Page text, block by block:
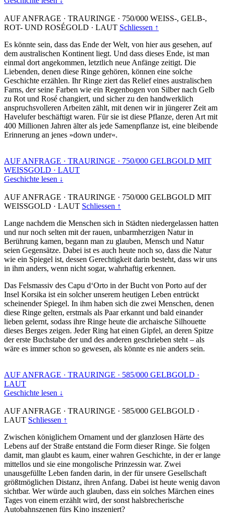
AUF ANFRAGE · TRAURINGE · 750/000 WEISS-, GELB-,
ROT- UND ROSÉGOLD · LAUT Schliessen ↑
Es könnte sein, dass das Ende der Welt, von hier aus gesehen, auf
dem australischen Kontinent liegt. Und dass dieses Ende, ist man
einmal dort angekommen, letztlich neue Anfänge zeitigt. Die
Liebenden, denen diese Ringe gehören, können eine solche
Geschichte erzählen. Ihr Ringe ziert das Relief eines australischen
Farns, der seine Farben wie ein Regenbogen von Silber nach Gelb
zu Rot und Rosé changiert, und sicher zu den handwerklich
anspruchsvolleren Arbeiten zählt, mit denen wir in jüngerer Zeit am
Havelufer beschäftigt waren. Für sie ist diese Pflanze, deren Art mit
400 Millionen Jahren älter als jede Samenpflanze ist, eine bleibende
Erinnerung an jenes »down under«.
AUF ANFRAGE · TRAURINGE · 750/000 GELBGOLD MIT
WEISSGOLD · LAUT
Geschichte lesen ↓
AUF ANFRAGE · TRAURINGE · 750/000 GELBGOLD MIT
WEISSGOLD · LAUT Schliessen ↑
Lange nachdem die Menschen sich in Städten niedergelassen hatten
und nur noch selten mit der rauen, unbarmherzigen Natur in
Berührung kamen, begann man zu glauben, Mensch und Natur
seien Gegensätze. Dabei ist es auch heute noch so, dass die Natur
wie ein Spiegel ist, dessen Gerechtigkeit darin besteht, dass wir uns
in ihm anders, wenn nicht sogar, wahrhaftig erkennen.
Das Felsmassiv des Capu d‘Orto in der Bucht von Porto auf der
Insel Korsika ist ein solcher unserem heutigen Leben entrückt
scheinender Spiegel. In ihm haben sich die zwei Menschen, denen
diese Ringe gelten, erstmals als Paar erkannt und bald einander
lieben gelernt, sodass ihre Ringe heute die archaische Silhouette
dieses Berges zeigen. Jeder Ring hat einen Gipfel, an deren Spitze
der erste Buchstabe der und des anderen geschrieben steht – als
wäre es immer schon so gewesen, als könnte es nie anders sein.
AUF ANFRAGE · TRAURINGE · 585/000 GELBGOLD ·
LAUT
Geschichte lesen ↓
AUF ANFRAGE · TRAURINGE · 585/000 GELBGOLD ·
LAUT Schliessen ↑
Zwischen königlichem Ornament und der glanzlosen Härte des
Lebens auf der Straße entstand die Form dieser Ringe. Sie folgen
damit, man glaubt es kaum, einer wahren Geschichte, in der er lange
mittellos und sie eine mongolische Prinzessin war. Zwei
unausgefüllte Leben fanden darin, in der für unsere Gesellschaft
größtmöglichen Distanz, ihren Anfang. Dabei ist heute wenig davon
sichtbar. Wer würde auch glauben, dass ein solches Märchen eines
Tages von einem erzählt wird, der sonst halsbrecherische
Autobahnszenen fürs Kino inszeniert?